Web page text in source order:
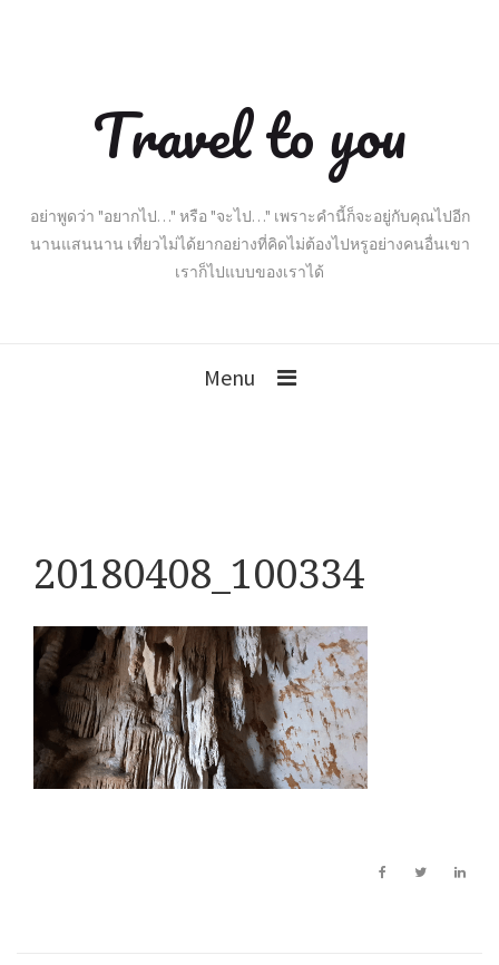
Travel to you
อย่าพูดว่า "อยากไป…" หรือ "จะไป…" เพราะคำนี้ก็จะอยู่กับคุณไปอีก
นานแสนนาน เที่ยวไม่ได้ยากอย่างที่คิดไม่ต้องไปหรูอย่างคนอื่นเขา
เราก็ไปแบบของเราได้
Menu
20180408_100334